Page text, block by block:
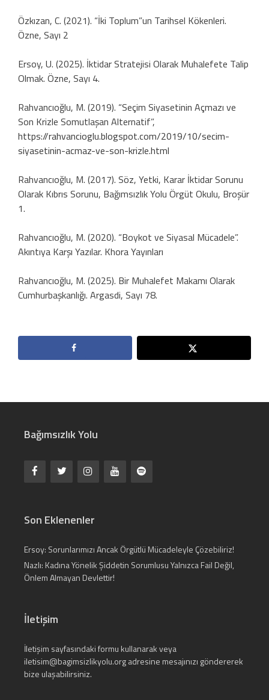
Özkızan, C. (2021). “İki Toplum”un Tarihsel Kökenleri.
Özne, Sayı 2
Ersoy, U. (2025). İktidar Stratejisi Olarak Muhalefete Talip
Olmak. Özne, Sayı 4.
Rahvancıoğlu, M. (2019). “Seçim Siyasetinin Açmazı ve
Son Krizle Somutlaşan Alternatif”,
https://rahvancioglu.blogspot.com/2019/10/secim-
siyasetinin-acmaz-ve-son-krizle.html
Rahvancıoğlu, M. (2017). Söz, Yetki, Karar İktidar Sorunu
Olarak Kıbrıs Sorunu, Bağımsızlık Yolu Örgüt Okulu, Broşür
1.
Rahvancıoğlu, M. (2020). “Boykot ve Siyasal Mücadele”.
Akıntıya Karşı Yazılar. Khora Yayınları
Rahvancıoğlu, M. (2025). Bir Muhalefet Makamı Olarak
Cumhurbaşkanlığı. Argasdi, Sayı 78.
Bağımsızlık Yolu
Son Eklenenler
Ersoy: Sorunlarımızı Ancak Örgütlü Mücadeleyle Çözebiliriz!
Nazlı: Kadına Yönelik Şiddetin Sorumlusu Yalnızca Fail Değil,
Önlem Almayan Devlettir!
İletişim
İletişim sayfasındaki formu kullanarak veya
iletisim@bagimsizlikyolu.orgadresine mesajınızı göndererek
bize ulaşabilirsiniz.